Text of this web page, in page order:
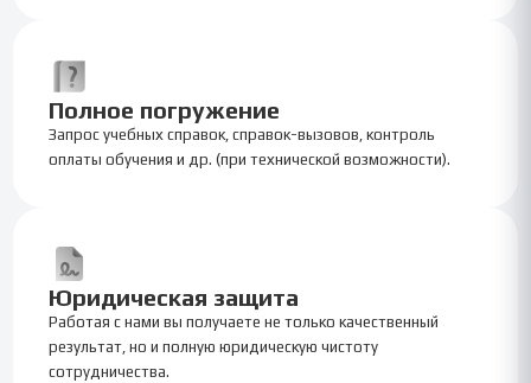
Полное погружение
Запрос учебных справок, справок-вызовов, контроль
оплаты обучения и др. (при технической возможности).
Юридическая защита
Работая с нами вы получаете не только качественный
результат, но и полную юридическую чистоту
сотрудничества.